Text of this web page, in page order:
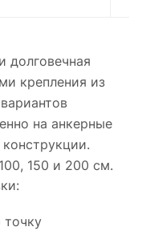
долговечная
крепления из
на анкерные
150 и 200 см.
точку